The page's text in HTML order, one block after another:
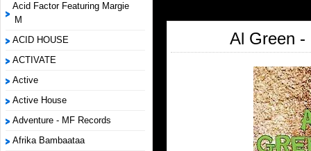
Acid Factor Featuring Margie
M
ACID HOUSE
ACTIVATE
Active
Active House
Adventure - MF Records
Afrika Bambaataa
Al Green -